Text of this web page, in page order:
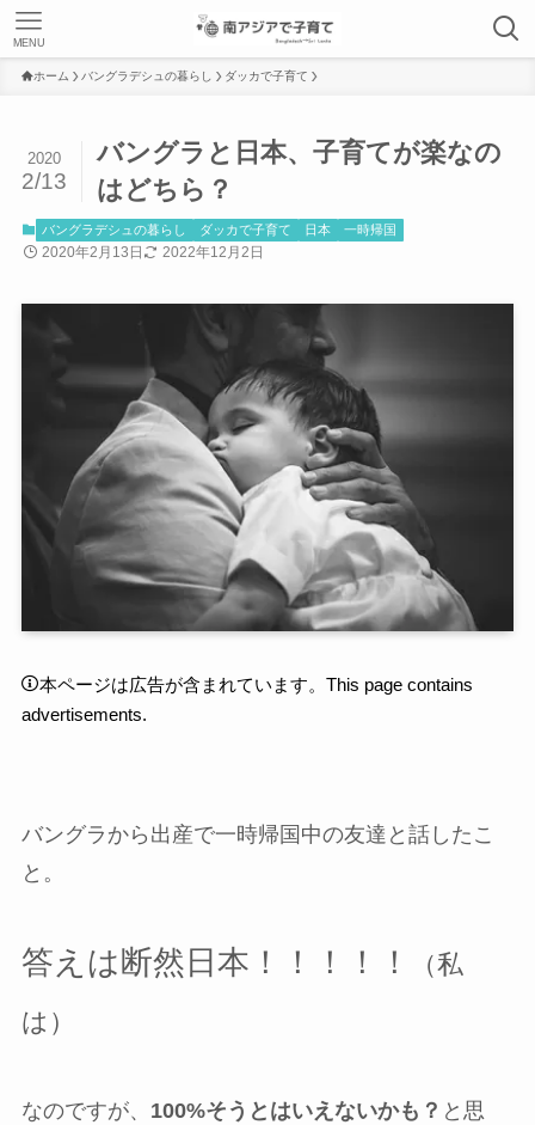
MENU
ホーム バングラデシュの暮らし ダッカで子育て
バングラと日本、子育てが楽なの
はどちら？
2020
2/13
バングラデシュの暮らし ダッカで子育て 日本 一時帰国
2020年2月13日 2022年12月2日
本ページは広告が含まれています。This page contains
advertisements.
バングラから出産で一時帰国中の友達と話したこ
と。
答えは断然日本！！！！！
（私
は）
なのですが、 100%そうとはいえないかも？ と思